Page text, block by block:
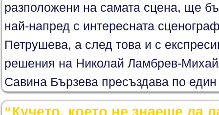
разположени на самата сцена, ще
най-напред с интересната
Петрушева, а след това и с
решения на Николай Ламбрев-
Савина Бързева пресъздава по един
“Кучето, което не знаеше да